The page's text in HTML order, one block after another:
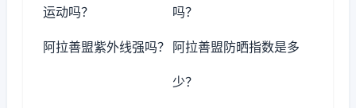
运动吗？ 吗？
阿拉善盟紫外线强吗？ 阿拉善盟防晒指数是多
少？